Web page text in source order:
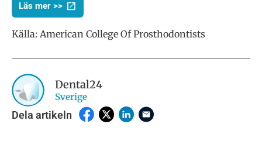
Läs mer >>
Källa: American College Of Prosthodontists
Dental24
Sverige
Dela artikeln